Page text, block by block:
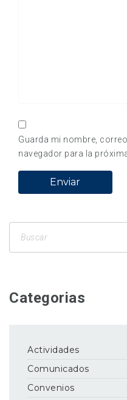
Guarda mi nombre,
navegador para la
Categorias
Actividades
Comunicados
Convenios